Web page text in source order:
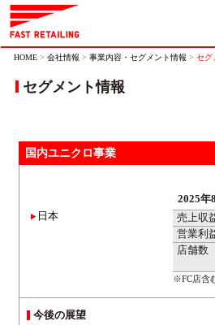
HOME > 会社情報 > 事業内容・セグメント情報 > セグ
セグメント情報
国内ユニクロ事業
日本
2025年
売上収
営業利
店舗数
※FC店含
今後の展望